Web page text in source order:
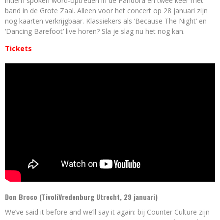
band in de Grote Zaal. Alleen voor het concert op 28 januari zijn
nog kaarten verkrijgbaar. Klassiekers als ‘Because The Night’ en
‘Dancing Barefoot’ live horen? Sla je slag nu het nog kan.
Tickets
Don Broco (TivoliVredenburg Utrecht, 29 januari)
We’ve said it before and we’ll say it again: bij Counter Culture zijn